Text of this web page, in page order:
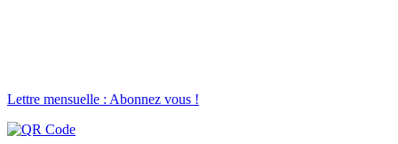
Lettre mensuelle : Abonnez vous !